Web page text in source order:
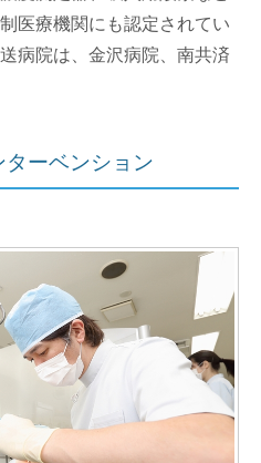
医療機関にも認定されてい
病院は、金沢病院、南共済
ターベンション